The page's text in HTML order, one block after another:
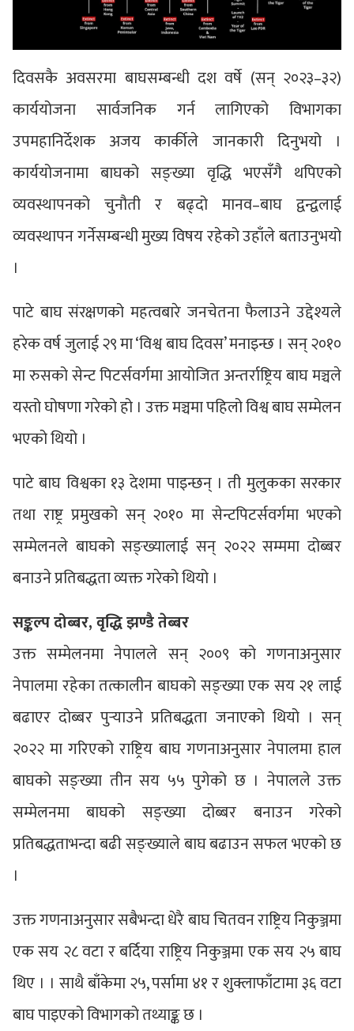
दिवसकै अवसरमा बाघसम्बन्धी दश वर्षे (सन् २०२३–३२)
कार्ययोजना सार्वजनिक गर्न लागिएको विभागका
उपमहानिर्देशक अजय कार्कीले जानकारी दिनुभयो ।
कार्ययोजनामा बाघको सङ्ख्या वृद्धि भएसँगै थपिएको
व्यवस्थापनको चुनौती र बढ्दो मानव–बाघ द्वन्द्वलाई
व्यवस्थापन गर्नेसम्बन्धी मुख्य विषय रहेको उहाँले बताउनुभयो
।
पाटे बाघ संरक्षणको महत्वबारे जनचेतना फैलाउने उद्देश्यले
हरेक वर्ष जुलाई २९ मा ‘विश्व बाघ दिवस’ मनाइन्छ । सन् २०१०
मा रुसको सेन्ट पिटर्सवर्गमा आयोजित अन्तर्राष्ट्रिय बाघ मञ्चले
यस्तो घोषणा गरेको हो । उक्त मञ्चमा पहिलो विश्व बाघ सम्मेलन
भएको थियो ।
पाटे बाघ विश्वका १३ देशमा पाइन्छन् । ती मुलुकका सरकार
तथा राष्ट्र प्रमुखको सन् २०१० मा सेन्टपिटर्सवर्गमा भएको
सम्मेलनले बाघको सङ्ख्यालाई सन् २०२२ सम्ममा दोब्बर
बनाउने प्रतिबद्धता व्यक्त गरेको थियो ।
सङ्कल्प दोब्बर, वृद्धि झण्डै तेब्बर
उक्त सम्मेलनमा नेपालले सन् २००९ को गणनाअनुसार
नेपालमा रहेका तत्कालीन बाघको सङ्ख्या एक सय २१ लाई
बढाएर दोब्बर पुर्‍याउने प्रतिबद्धता जनाएको थियो । सन्
२०२२ मा गरिएको राष्ट्रिय बाघ गणनाअनुसार नेपालमा हाल
बाघको सङ्ख्या तीन सय ५५ पुगेको छ । नेपालले उक्त
सम्मेलनमा बाघको सङ्ख्या दोब्बर बनाउन गरेको
प्रतिबद्धताभन्दा बढी सङ्ख्याले बाघ बढाउन सफल भएको छ
।
उक्त गणनाअनुसार सबैभन्दा धेरै बाघ चितवन राष्ट्रिय निकुञ्जमा
एक सय २८ वटा र बर्दिया राष्ट्रिय निकुञ्जमा एक सय २५ बाघ
थिए । । साथै बाँकेमा २५, पर्सामा ४१ र शुक्लाफाँटामा ३६ वटा
बाघ पाइएको विभागको तथ्याङ्क छ ।